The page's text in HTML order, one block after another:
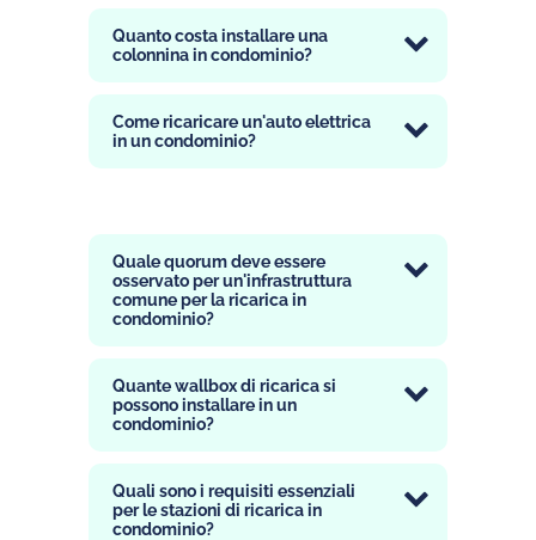
Quanto costa installare una
colonnina in condominio?
Come ricaricare un'auto elettrica
in un condominio?
Quale quorum deve essere
osservato per un'infrastruttura
comune per la ricarica in
condominio?
Quante wallbox di ricarica si
possono installare in un
condominio?
Quali sono i requisiti essenziali
per le stazioni di ricarica in
condominio?